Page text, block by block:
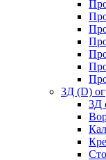
3Д (D)
3Д